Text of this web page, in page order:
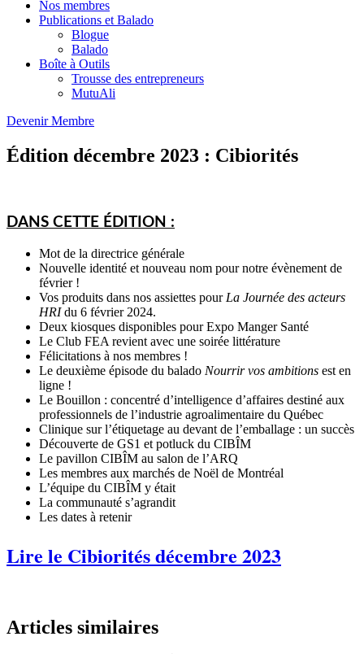
Nos membres
Publications et Balado
Blogue
Balado
Boîte à Outils
Trousse des entrepreneurs
MutuAli
Devenir Membre
Édition décembre 2023 : Cibiorités
DANS CETTE ÉDITION :
Mot de la directrice générale
Nouvelle identité et nouveau nom pour notre évènement de
février !
Vos produits dans nos assiettes pourLa Journée des acteurs
HRIdu 6 février 2024.
Deux kiosques disponibles pour Expo Manger Santé
Le Club FEA revient avec une soirée littérature
Félicitations à nos membres !
Le deuxième épisode du balado Nourrir vos ambitions est en
ligne !
Le Bouillon : concentré d’intelligence d’affaires destiné aux
professionnels de l’industrie agroalimentaire du Québec
Clinique sur l’étiquetage au devant de l’emballage : un succès
Découverte de GS1 et potluck du CIBÎM
Le pavillon CIBÎM au salon de l’ARQ
Les membres aux marchés de Noël de Montréal
L’équipe du CIBÎM y était
La communauté s’agrandit
Les dates à retenir
Lire le Cibiorités décembre 2023
Articles similaires